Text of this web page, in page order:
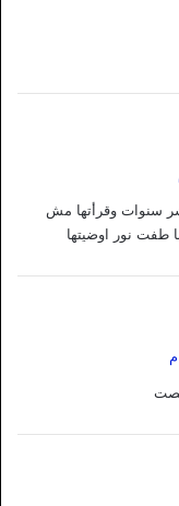
سنوات وقرأتها مش
نور اوضيتها